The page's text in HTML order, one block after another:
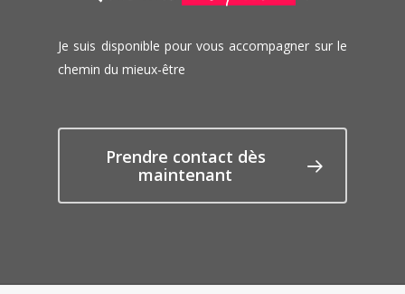
Je suis disponible pour vous accompagner sur le
chemin du mieux-être
Prendre contact dès
maintenant